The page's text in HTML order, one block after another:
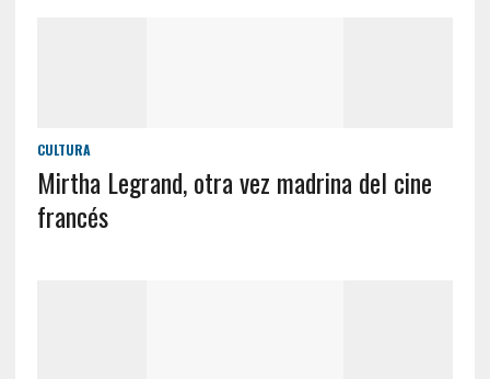
CULTURA
Mirtha Legrand, otra vez madrina del cine
francés